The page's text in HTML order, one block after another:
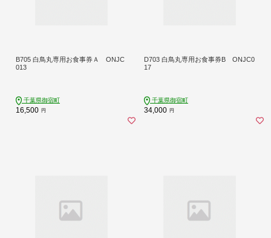
B705 白鳥丸専用お食事券Ａ ONJC
013
千葉県御宿町
16,500 円
D703 白鳥丸専用お食事券B ONJC0
17
千葉県御宿町
34,000 円